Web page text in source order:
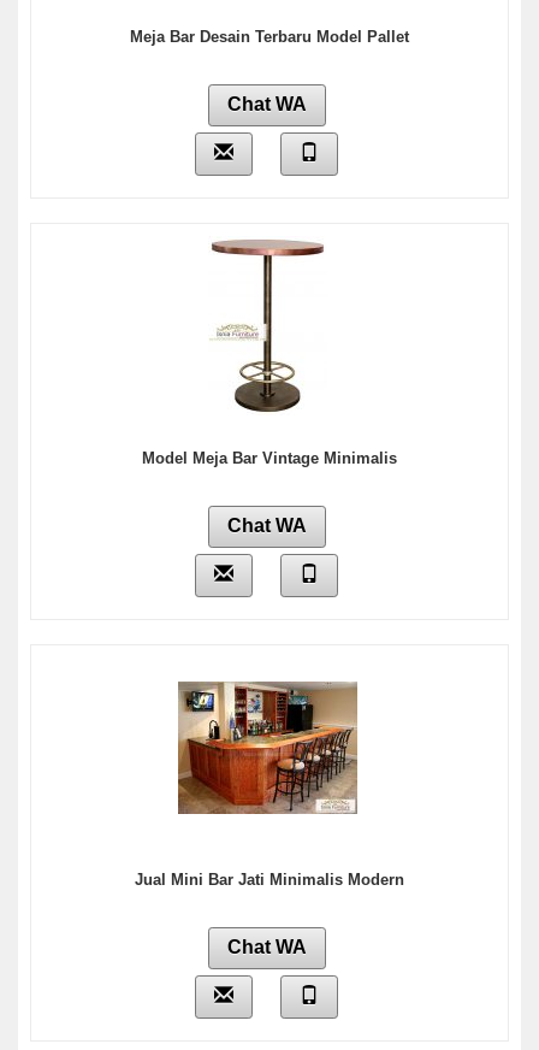
Meja Bar Desain Terbaru Model Pallet
Chat WA
Model Meja Bar Vintage Minimalis
Chat WA
Jual Mini Bar Jati Minimalis Modern
Chat WA